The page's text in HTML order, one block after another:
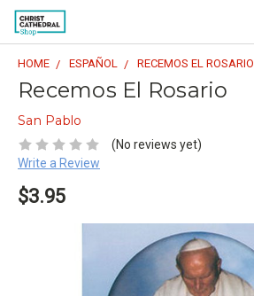
HOME ESPAÑOL RECEMOS EL ROSARIO
Recemos El Rosario
San Pablo
(No reviews yet)
Write a Review
$3.95